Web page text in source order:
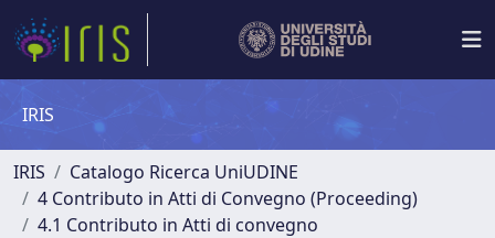
IRIS
IRIS
Catalogo Ricerca UniUDINE
4 Contributo in Atti di Convegno (Proceeding)
4.1 Contributo in Atti di convegno